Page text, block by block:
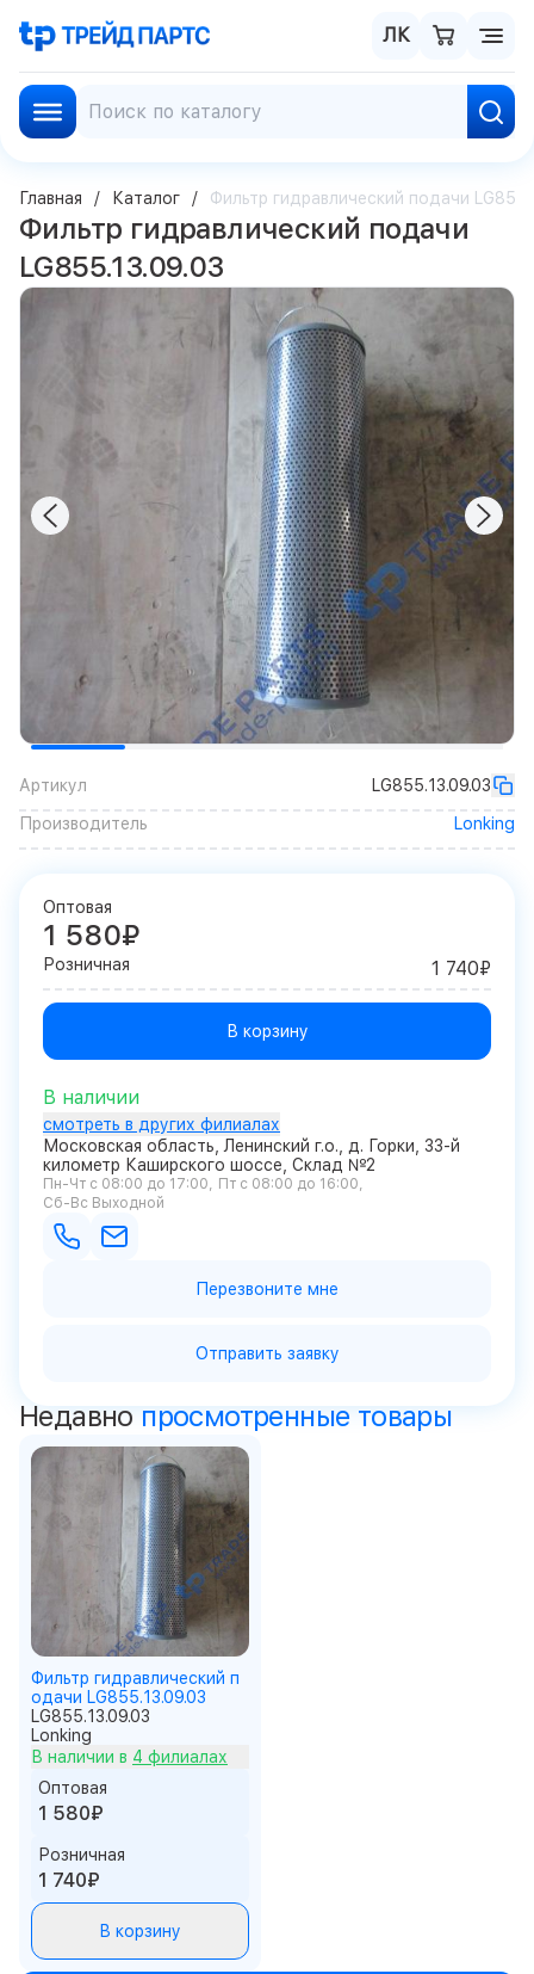
ЛК
Главная Каталог Фильтр гидравлический подачи
Фильтр гидравлический подачи
LG855.13.09.03
Артикул
LG855.13.09.03
Производитель
Lonking
Оптовая
1 580₽
Розничная 1 740₽
В корзину
В наличии
смотреть в других филиалах
Московская область, Ленинский г.о., д. Горки, 33-й
километр Каширского шоссе, Склад №2
Пн-Чт с 08:00 до 17:00
Пт с 08:00 до 16:00
Сб-Вс Выходной
Перезвоните мне
Отправить заявку
Недавно просмотренные товары
Фильтр гидравлический п
одачи LG855.13.09.03
LG855.13.09.03
Lonking
В наличии в 4 филиалах
Оптовая
1 580₽
Розничная
1 740₽
В корзину